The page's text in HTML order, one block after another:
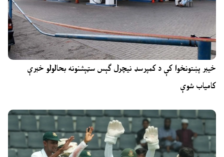
خیبر پښتونخوا کې د کمپرسډ نیچرل ګېس سټېشنونه بحالولو خبرې
کامیاب شوې